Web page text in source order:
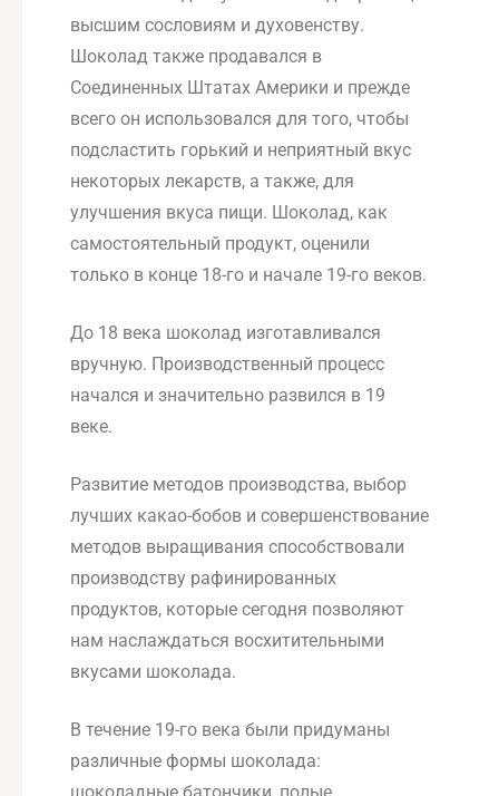
высшим сословиям и духовенству.
Шоколад также продавался в
Соединенных Штатах Америки и прежде
всего он использовался для того, чтобы
подсластить горький и неприятный вкус
некоторых лекарств, а также, для
улучшения вкуса пищи. Шоколад, как
самостоятельный продукт, оценили
только в конце 18-го и начале 19-го веков.
До 18 века шоколад изготавливался
вручную. Производственный процесс
начался и значительно развился в 19
веке.
Развитие методов производства, выбор
лучших какао-бобов и совершенствование
методов выращивания способствовали
производству рафинированных
продуктов, которые сегодня позволяют
нам наслаждаться восхитительными
вкусами шоколада.
В течение 19-го века были придуманы
различные формы шоколада: